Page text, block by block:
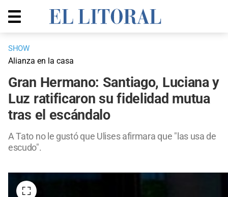
SHOW
Alianza en la casa
Gran Hermano: Santiago, Luciana y
Luz ratificaron su fidelidad mutua
tras el escándalo
A Tato no le gustó que Ulises afirmara que "las usa de
escudo".